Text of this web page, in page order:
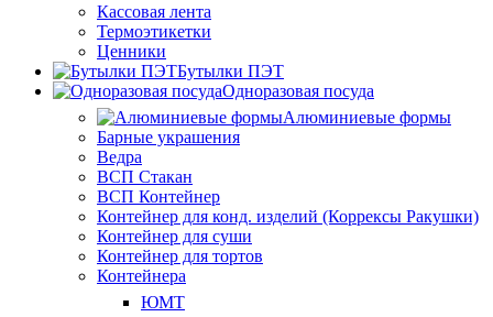
Кассовая лента
Термоэтикетки
Ценники
Бутылки ПЭТ
Одноразовая посуда
Алюминиевые формы
Барные украшения
Ведра
ВСП Стакан
ВСП Контейнер
Контейнер для конд. изделий (Коррексы Ракушки)
Контейнер для суши
Контейнер для тортов
Контейнера
ЮМТ